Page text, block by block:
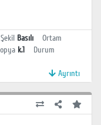
Şekil Basılı
Ortam
k.1
Durum
Ayrıntı